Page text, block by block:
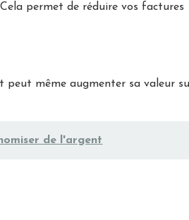
permet de réduire vos factures
peut même augmenter sa valeur
de l'argent